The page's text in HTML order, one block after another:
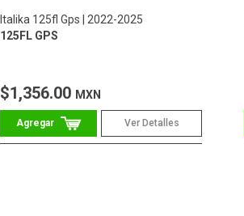
Italika 125fl Gps
2022-2025
125FL GPS
$1,356.00 MXN
Ver Detalles